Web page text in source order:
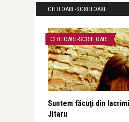
CITITOARE-SCRIITOARE
CITITOARE-SCRIITOARE
Suntem făcuţi din
Jitaru